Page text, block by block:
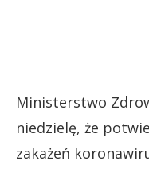
Ministerstwo
niedzielę, że
zakażeń